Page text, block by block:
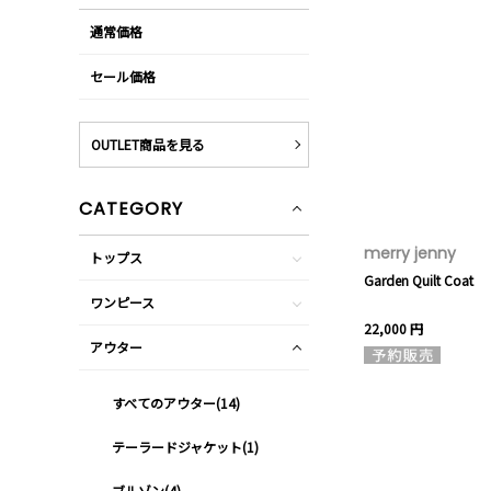
merry jenny
Garden Quilt Coat
22,000 円
通常価格
セール価格
OUTLET商品を見る
CATEGORY
トップス
ワンピース
アウター
すべてのアウター(14)
テーラードジャケット(1)